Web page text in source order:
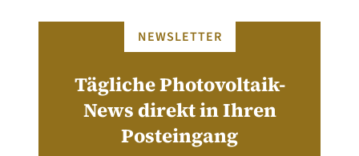
NEWSLETTER
Tägliche Photovoltaik-
News direkt in Ihren
Posteingang